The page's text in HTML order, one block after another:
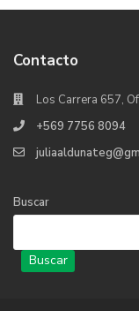
Contacto
Los Carrera 657,
+569 7756 8094
Buscar
Buscar